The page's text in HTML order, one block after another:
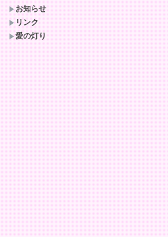
お知らせ
リンク
愛の灯り